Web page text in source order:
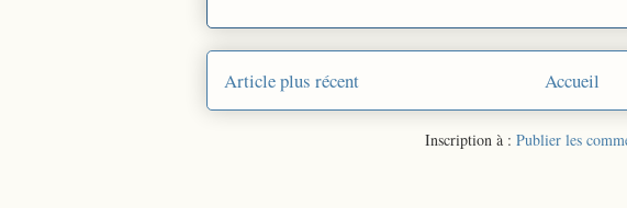
Article plus récent Accueil
Inscription à : Publier les